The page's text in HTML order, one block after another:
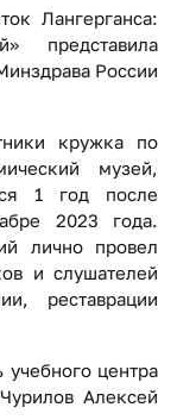
Лангерганса:
представила
России
кружка по
музей,
1 год после
2023 года.
лично провел
и слушателей
реставрации
учебного центра
Алексей